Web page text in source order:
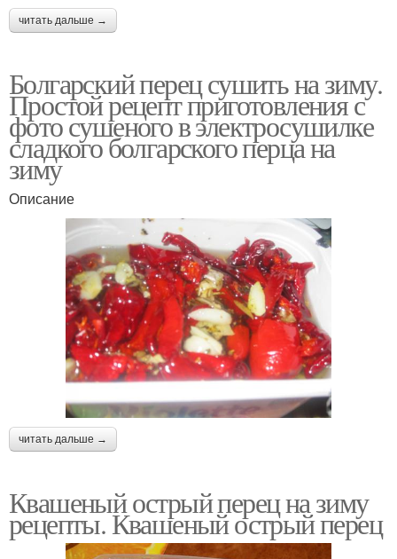
читать дальше →
Болгарский перец сушить на зиму.
Простой рецепт приготовления с
фото сушеного в электросушилке
сладкого болгарского перца на
зиму
Описание
читать дальше →
Квашеный острый перец на зиму
рецепты. Квашеный острый перец